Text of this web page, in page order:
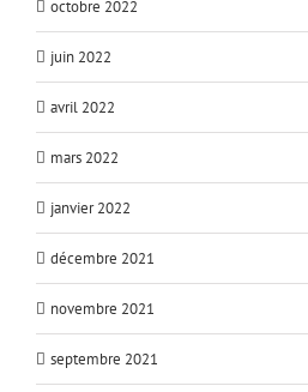
octobre 2022
juin 2022
avril 2022
mars 2022
janvier 2022
décembre 2021
novembre 2021
septembre 2021